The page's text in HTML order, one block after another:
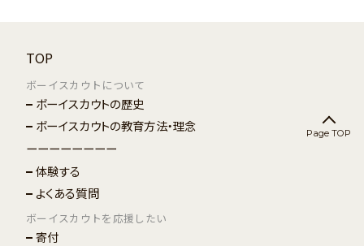
Page TOP
TOP
ボーイスカウトについて
ボーイスカウトの歴史
ボーイスカウトの教育方法・理念
ーーーーーーーー
体験する
よくある質問
ボーイスカウトを応援したい
寄付